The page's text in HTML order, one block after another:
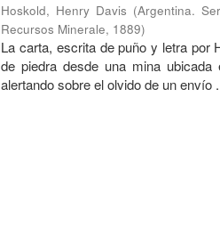
Hoskold, Henry Davis (Argentina.
Recursos Minerale, 1889)
La carta, escrita de puño y letra por
de piedra desde una mina
alertando sobre el olvido de un envío